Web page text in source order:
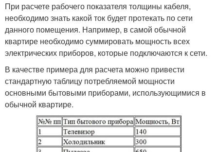
При расчете рабочего показателя толщины кабеля,
необходимо знать какой ток будет протекать по сети
данного помещения. Например, в самой обычной
квартире необходимо суммировать мощность всех
электрических приборов, которые подключаются к сети.
В качестве примера для расчета можно привести
стандартную таблицу потребляемой мощности
основными бытовыми приборами, использующимися в
обычной квартире.